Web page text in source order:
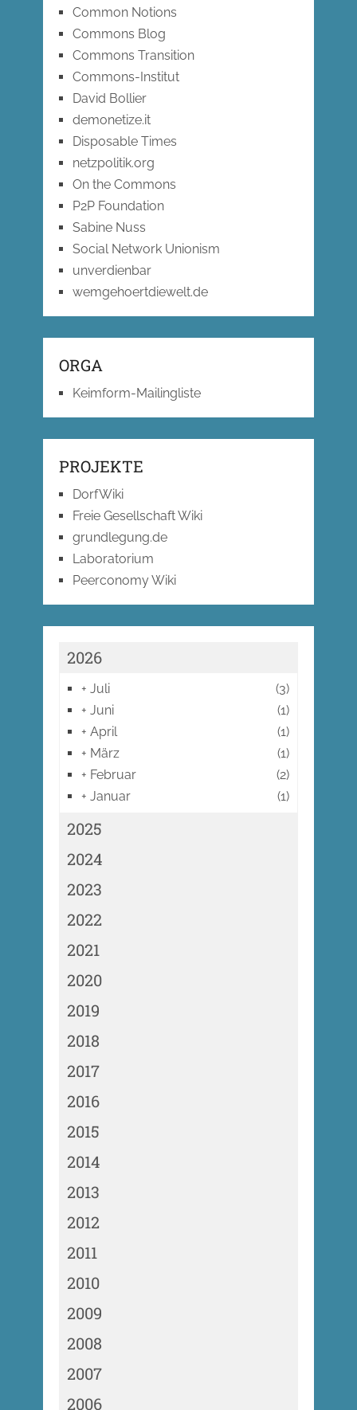
Common Notions
Commons Blog
Commons Transition
Commons-Institut
David Bollier
demonetize.it
Disposable Times
netzpolitik.org
On the Commons
P2P Foundation
Sabine Nuss
Social Network Unionism
unverdienbar
wemgehoertdiewelt.de
ORGA
Keimform-Mailingliste
PROJEKTE
DorfWiki
Freie Gesellschaft Wiki
grundlegung.de
Laboratorium
Peerconomy Wiki
2026
+ Juli
(3)
+ Juni
(1)
+ April
(1)
+ März
(1)
+ Februar
(2)
+ Januar (1)
2025
2024
2023
2022
2021
2020
2019
2018
2017
2016
2015
2014
2013
2012
2011
2010
2009
2008
2007
2006